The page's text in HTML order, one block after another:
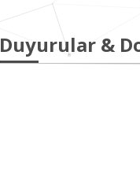
Duyurular &